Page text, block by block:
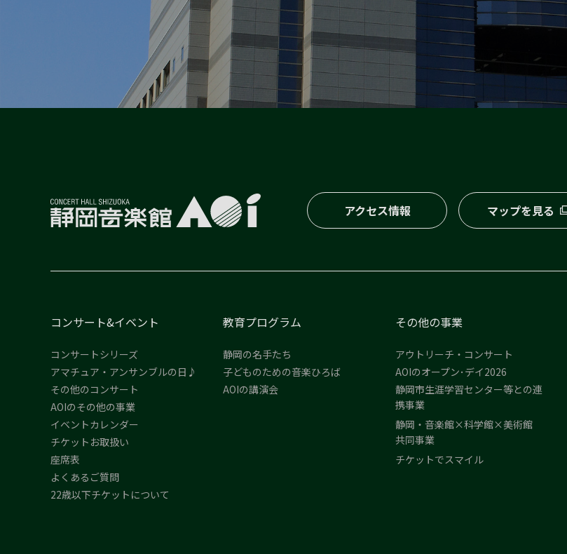
アクセス情報 マップを見る
コンサート&イベント
コンサートシリーズ
アマチュア・アンサンブルの日♪
その他のコンサート
AOIのその他の事業
イベントカレンダー
チケットお取扱い
座席表
よくあるご質問
22歳以下チケットについて
教育プログラム
静岡の名手たち
子どものための音楽ひろば
AOIの講演会
その他の事業
アウトリーチ・コンサート
AOIのオープン･デイ2026
静岡市生涯学習センター等との連
携事業
静岡・音楽館×科学館×美術館
共同事業
チケットでスマイル